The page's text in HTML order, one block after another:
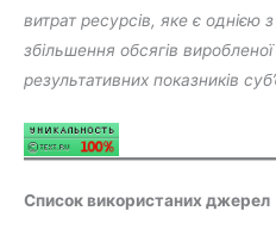
витрат ресурсів, яке є однією
збільшення обсягів
результативних показників
Список використаних джерел